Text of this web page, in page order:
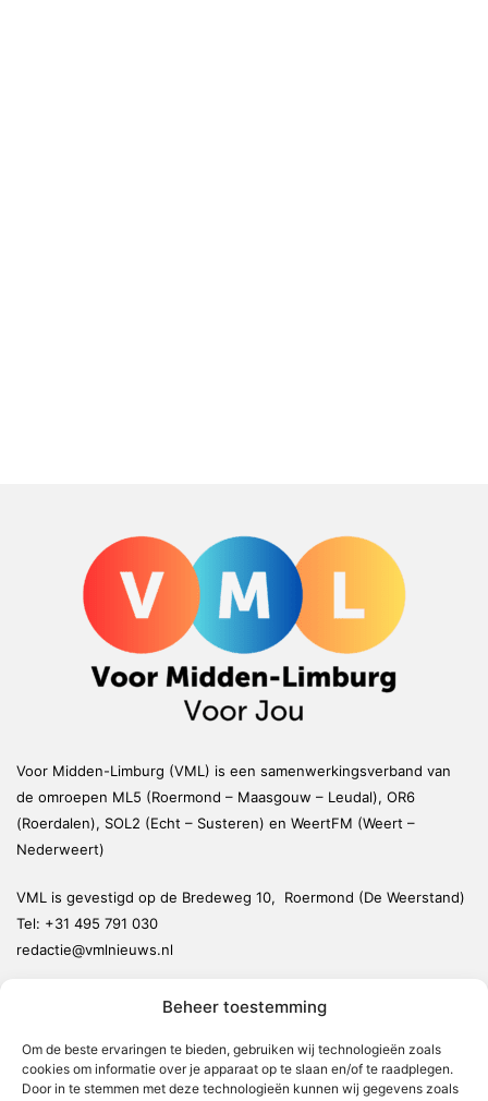
Beheer toestemming
Om de beste ervaringen te bieden, gebruiken wij technologieën zoals
cookies om informatie over je apparaat op te slaan en/of te raadplegen.
Door in te stemmen met deze technologieën kunnen wij gegevens zoals
Voor Midden-Limburg (VML) is een samenwerkingsverband van
de omroepen ML5 (Roermond – Maasgouw – Leudal), OR6
(Roerdalen), SOL2 (Echt – Susteren) en WeertFM (Weert –
Nederweert)
VML is gevestigd op de Bredeweg 10, Roermond (De Weerstand)
Tel: +31 495 791 030
redactie@vmlnieuws.nl
Leudal